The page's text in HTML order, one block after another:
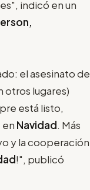
indicó en un
el asesinato de
otros lugares)
está listo,
en Navidad. Más
y la cooperación
!", publicó